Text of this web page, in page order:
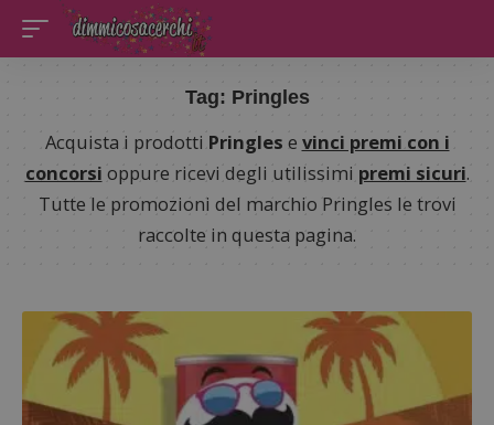
Tag: Pringles
Acquista i prodotti Pringles e vinci premi con i
concorsi oppure ricevi degli utilissimi premi sicuri.
Tutte le promozioni del marchio Pringles le trovi
raccolte in questa pagina.